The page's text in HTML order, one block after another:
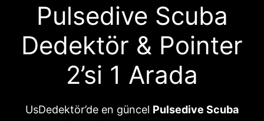
Pulsedive Scuba
Dedektör & Pointer
2’si 1 Arada
UsDedektör’de en güncel Pulsedive Scuba